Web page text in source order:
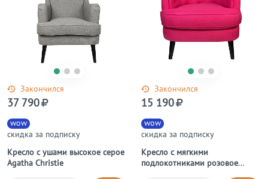
Закончился
Кресло с ушами высокое серое
Agatha Christie
wow
скидка за подписку
37 790
Закончился
Кресло с мягкими
подлокотниками розовое
wow
скидка за подписку
15 190